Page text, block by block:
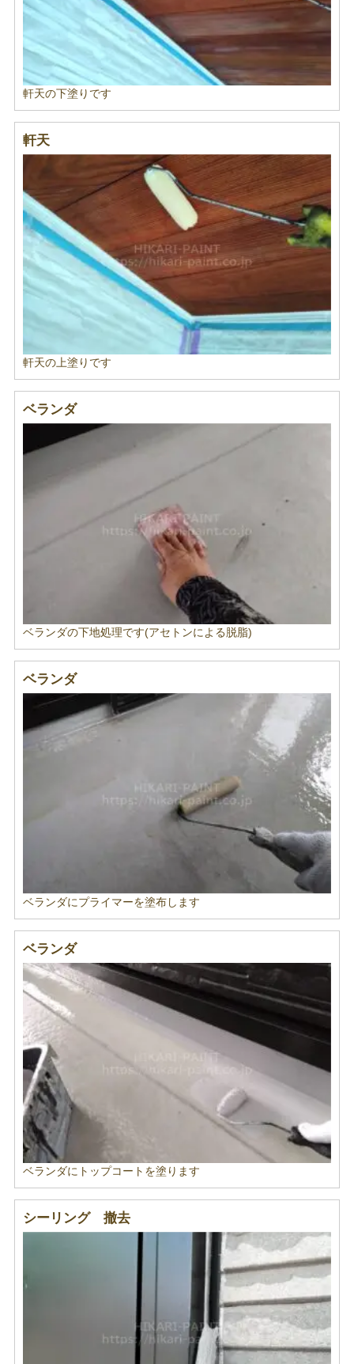
軒天の下塗りです
軒天
軒天の上塗りです
ベランダ
ベランダの下地処理です(アセトンによる脱脂)
ベランダ
ベランダにプライマーを塗布します
ベランダ
ベランダにトップコートを塗ります
シーリング 撤去